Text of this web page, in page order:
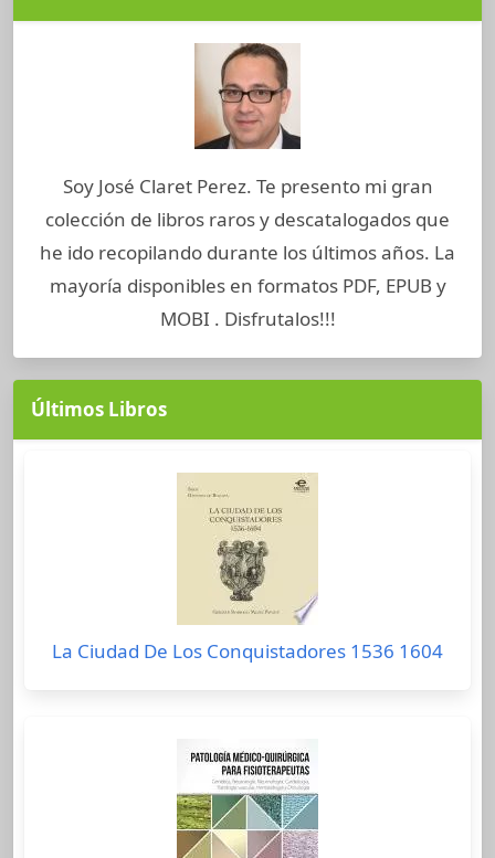
Soy José Claret Perez. Te presento mi gran
colección de libros raros y descatalogados que
he ido recopilando durante los últimos años. La
mayoría disponibles en formatos PDF, EPUB y
MOBI . Disfrutalos!!!
Últimos Libros
La Ciudad De Los Conquistadores 1536 1604